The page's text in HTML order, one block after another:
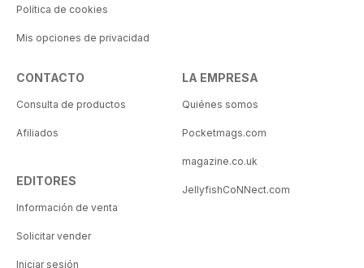
Política de cookies
Mis opciones de privacidad
CONTACTO
Consulta de productos
Afiliados
EDITORES
Información de venta
Solicitar vender
Iniciar sesión
LA EMPRESA
Quiénes somos
Pocketmags.com
magazine.co.uk
JellyfishCoNNect.com